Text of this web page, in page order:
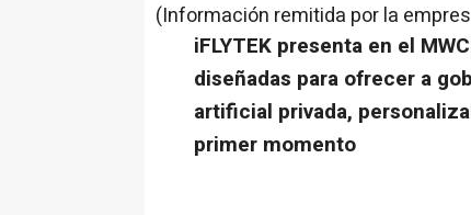
(Información remitida por la
iFLYTEK presenta en el
diseñadas para ofrecer a
artificial privada,
primer momento